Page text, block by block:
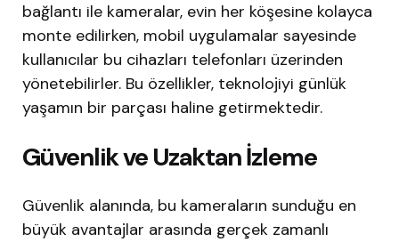
bağlantı ile kameralar, evin her köşesine kolayca
monte edilirken, mobil uygulamalar sayesinde
kullanıcılar bu cihazları telefonları üzerinden
yönetebilirler. Bu özellikler, teknolojiyi günlük
yaşamın bir parçası haline getirmektedir.
Güvenlik ve Uzaktan İzleme
Güvenlik alanında, bu kameraların sunduğu en
büyük avantajlar arasında gerçek zamanlı